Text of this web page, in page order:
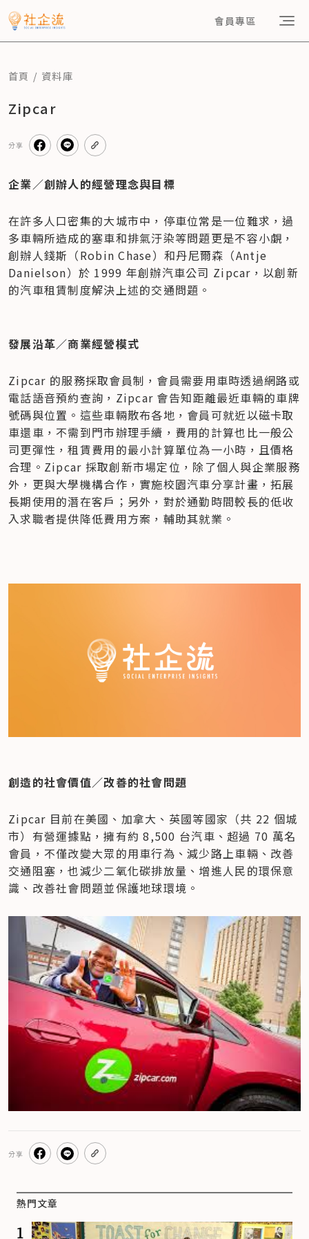
會員專區
首頁 資料庫
Zipcar
分享
企業／創辦人的經營理念與目標
在許多人口密集的大城市中，停車位常是一位難求，過
多車輛所造成的塞車和排氣汙染等問題更是不容小覷，
創辦人錢斯（Robin Chase）和丹尼爾森（Antje
Danielson）於 1999 年創辦汽車公司 Zipcar，以創新
的汽車租賃制度解決上述的交通問題。
發展沿革／商業經營模式
Zipcar 的服務採取會員制，會員需要用車時透過網路或
電話語音預約查詢，Zipcar 會告知距離最近車輛的車牌
號碼與位置。這些車輛散布各地，會員可就近以磁卡取
車還車，不需到門市辦理手續，費用的計算也比一般公
司更彈性，租賃費用的最小計算單位為一小時，且價格
合理。Zipcar 採取創新市場定位，除了個人與企業服務
外，更與大學機構合作，實施校園汽車分享計畫，拓展
長期使用的潛在客戶；另外，對於通勤時間較長的低收
入求職者提供降低費用方案，輔助其就業。
創造的社會價值／改善的社會問題
Zipcar 目前在美國、加拿大、英國等國家（共 22 個城
市）有營運據點，擁有約 8,500 台汽車、超過 70 萬名
會員，不僅改變大眾的用車行為、減少路上車輛、改善
交通阻塞，也減少二氧化碳排放量、增進人民的環保意
識、改善社會問題並保護地球環境。
分享
熱門文章
1